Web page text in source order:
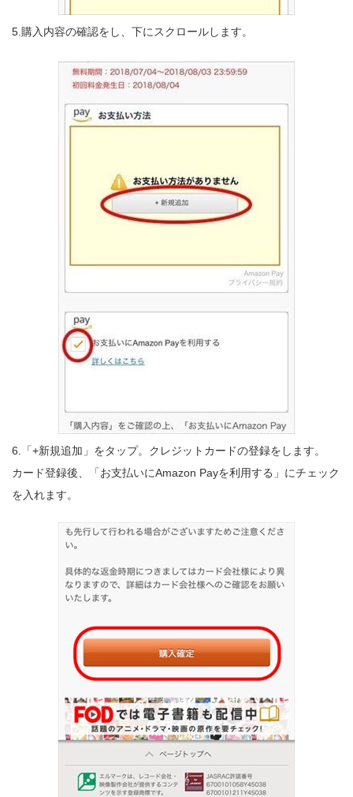
5.購入内容の確認をし、下にスクロールします。
6.「+新規追加」をタップ。クレジットカードの登録をします。
カード登録後、「お支払いにAmazon Payを利用する」にチェック
を入れます。